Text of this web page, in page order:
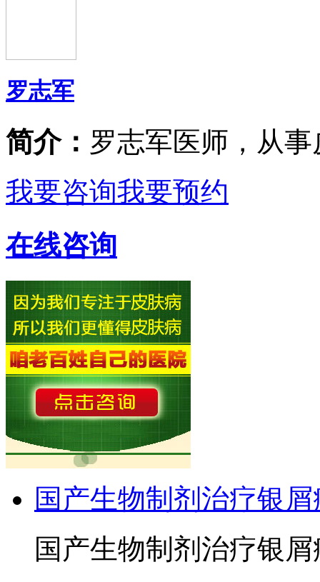
罗志军
简介： 罗志军医师，从事
我要咨询我要预约
在线咨询
国产生物制剂治疗银
国产生物制剂治疗银